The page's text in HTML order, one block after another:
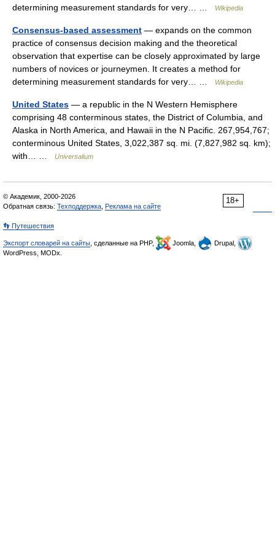
determining measurement standards for very… …
Wikipedia
Consensus-based assessment — expands on the common
practice of consensus decision making and the theoretical
observation that expertise can be closely approximated by large
numbers of novices or journeymen. It creates a method for
determining measurement standards for very… …
Wikipedia
United States — a republic in the N Western Hemisphere
comprising 48 conterminous states, the District of Columbia, and
Alaska in North America, and Hawaii in the N Pacific. 267,954,767;
conterminous United States, 3,022,387 sq. mi. (7,827,982 sq. km);
with… …
Universalium
18+
© Академик, 2000-2026
Обратная связь: Техподдержка Реклама на сайте
👣 Путешествия
Экспорт словарей на сайты , сделанные на PHP, Joomla,
Drupal,
WordPress, MODx.